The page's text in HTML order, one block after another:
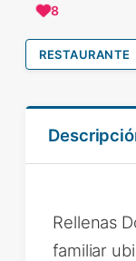
8
RESTAURANTE
Rellenas
familiar